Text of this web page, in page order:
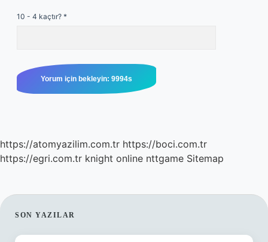
10 - 4 kaçtır? *
https://atomyazilim.com.tr https://boci.com.tr
https://egri.com.tr knight online nttgame Sitemap
SIDEBAR
SON YAZILAR